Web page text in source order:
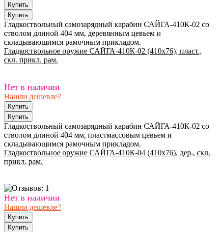
Гладкоствольный самозарядный карабин САЙГА-410К-02 со
стволом длиной 404 мм, деревянным цевьем и
складывающимся рамочным прикладом.
Гладкоствольное оружие САЙГА-410К-02 (410х76), пласт.,
скл. прикл. рам.
Нет в наличии
Нашли дешевле?
Гладкоствольный самозарядный карабин САЙГА-410К-02 со
стволом длиной 404 мм, пластмассовым цевьем и
складывающимся рамочным прикладом.
Гладкоствольное оружие САЙГА-410К-04 (410х76), дер., скл.
прикл. рам.
Нет в наличии
Нашли дешевле?